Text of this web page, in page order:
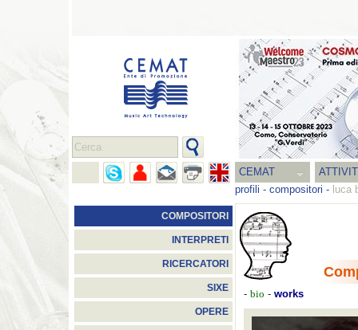
CEMAT
profili - compositori - luca
COMPOSITORI
INTERPRETI
RICERCATORI
SIXE
OPERE
- bio - works